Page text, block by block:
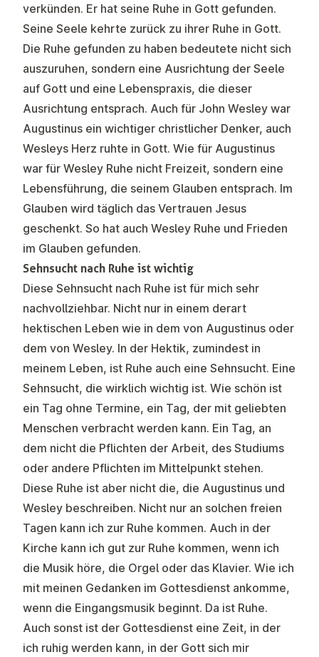
verkünden. Er hat seine Ruhe in Gott gefunden.
Seine Seele kehrte zurück zu ihrer Ruhe in Gott.
Die Ruhe gefunden zu haben bedeutete nicht sich
auszuruhen, sondern eine Ausrichtung der Seele
auf Gott und eine Lebenspraxis, die dieser
Ausrichtung entsprach. Auch für John Wesley war
Augustinus ein wichtiger christlicher Denker, auch
Wesleys Herz ruhte in Gott. Wie für Augustinus
war für Wesley Ruhe nicht Freizeit, sondern eine
Lebensführung, die seinem Glauben entsprach. Im
Glauben wird täglich das Vertrauen Jesus
geschenkt. So hat auch Wesley Ruhe und Frieden
im Glauben gefunden.
Sehnsucht nach Ruhe ist wichtig
Diese Sehnsucht nach Ruhe ist für mich sehr
nachvollziehbar. Nicht nur in einem derart
hektischen Leben wie in dem von Augustinus oder
dem von Wesley. In der Hektik, zumindest in
meinem Leben, ist Ruhe auch eine Sehnsucht. Eine
Sehnsucht, die wirklich wichtig ist. Wie schön ist
ein Tag ohne Termine, ein Tag, der mit geliebten
Menschen verbracht werden kann. Ein Tag, an
dem nicht die Pflichten der Arbeit, des Studiums
oder andere Pflichten im Mittelpunkt stehen.
Diese Ruhe ist aber nicht die, die Augustinus und
Wesley beschreiben. Nicht nur an solchen freien
Tagen kann ich zur Ruhe kommen. Auch in der
Kirche kann ich gut zur Ruhe kommen, wenn ich
die Musik höre, die Orgel oder das Klavier. Wie ich
mit meinen Gedanken im Gottesdienst ankomme,
wenn die Eingangsmusik beginnt. Da ist Ruhe.
Auch sonst ist der Gottesdienst eine Zeit, in der
ich ruhig werden kann, in der Gott sich mir